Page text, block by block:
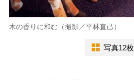
木の香りに和む（撮影／平林直己）
写真12枚